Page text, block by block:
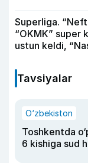
Superliga.
“OKMK” super
ustun keldi,
Tavsiyalar
O‘zbekiston
Toshkentda
6 kishiga sud